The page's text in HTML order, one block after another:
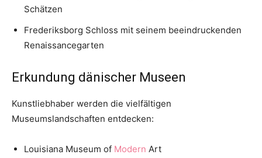
Schätzen
Frederiksborg Schloss mit seinem beeindruckenden
Renaissancegarten
Erkundung dänischer Museen
Kunstliebhaber werden die vielfältigen
Museumslandschaften entdecken:
Louisiana Museum of Modern Art